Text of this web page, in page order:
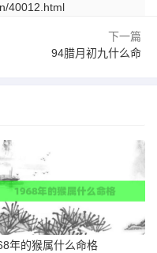
40012.html
下一篇
94腊月初九什么命
年的猴属什么命格